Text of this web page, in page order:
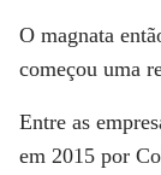
O magnata
começou uma
Entre as
em 2015 por